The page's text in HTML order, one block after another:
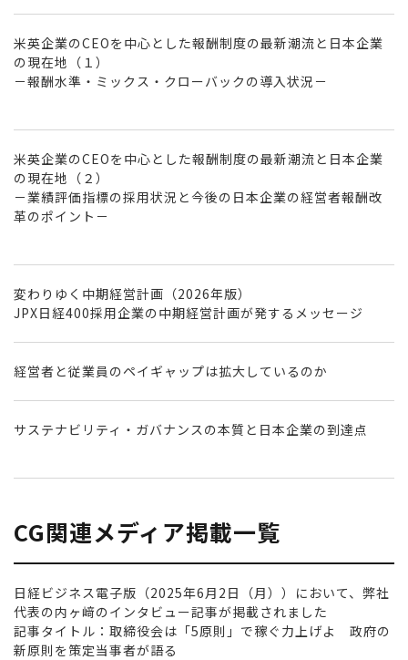
米英企業のCEOを中心とした報酬制度の最新潮流と日本企業
の現在地（１）
－報酬水準・ミックス・クローバックの導入状況－
米英企業のCEOを中心とした報酬制度の最新潮流と日本企業
の現在地（２）
－業績評価指標の採用状況と今後の日本企業の経営者報酬改
革のポイント－
変わりゆく中期経営計画（2026年版）
JPX日経400採用企業の中期経営計画が発するメッセージ
経営者と従業員のペイギャップは拡大しているのか
サステナビリティ・ガバナンスの本質と日本企業の到達点
CG関連メディア掲載一覧
日経ビジネス電子版（2025年6月2日（月））において、弊社
代表の内ヶ﨑のインタビュー記事が掲載されました
記事タイトル：取締役会は「5原則」で稼ぐ力上げよ 政府の
新原則を策定当事者が語る